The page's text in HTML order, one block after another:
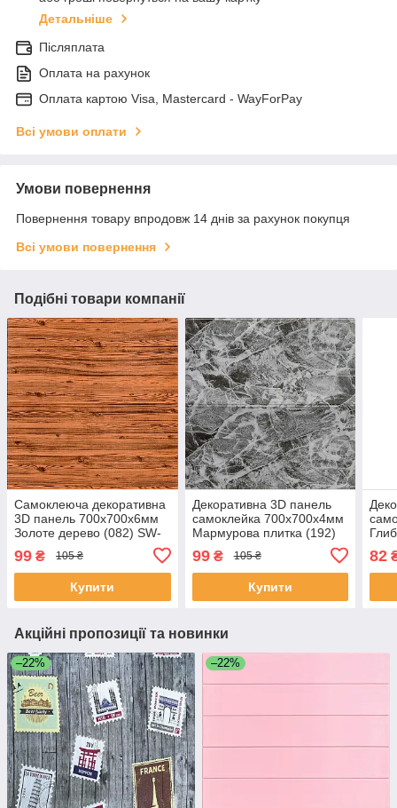
Детальніше
Післяплата
Оплата на рахунок
Оплата картою Visa, Mastercard - WayForPay
Всі умови оплати
Умови повернення
Повернення товару впродовж 14 днів за рахунок покупця
Всі умови повернення
Подібні товари компанії
Самоклеюча декоративна
3D панель 700х700х6мм
Золоте дерево (082) SW-
99 ₴ 105 ₴
Купити
Декоративна 3D панель
самоклейка 700х700х4мм
Мармурова плитка (192)
99₴ 105 ₴
Купити
82
Акційні пропозиції та новинки
–22% –22%